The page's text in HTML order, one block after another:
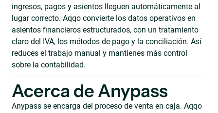
ingresos, pagos y asientos lleguen automáticamente al
lugar correcto. Aqqo convierte los datos operativos en
asientos financieros estructurados, con un tratamiento
claro del IVA, los métodos de pago y la conciliación. Así
reduces el trabajo manual y mantienes más control
sobre la contabilidad.
Acerca de Anypass
Anypass se encarga del proceso de venta en caja. Aqqo